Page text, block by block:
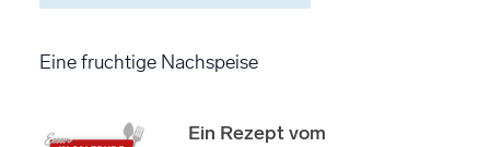
Eine fruchtige Nachspeise
Ein Rezept vom